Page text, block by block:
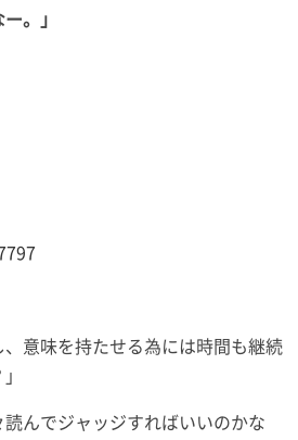
。」
意味を持たせる為には時間も継続
んでジャッジすればいいのかな